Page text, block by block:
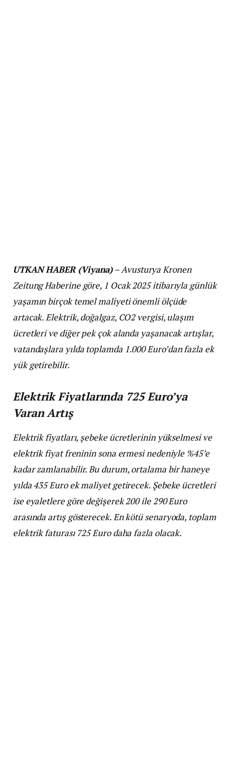
UTKAN HABER (Viyana)– Avusturya Kronen
Zeitung Haberine göre, 1 Ocak 2025 itibarıyla günlük
yaşamın birçok temel maliyeti önemli ölçüde
artacak. Elektrik, doğalgaz, CO2 vergisi, ulaşım
ücretleri ve diğer pek çok alanda yaşanacak artışlar,
vatandaşlara yılda toplamda 1.000 Euro’dan fazla ek
yük getirebilir.
Elektrik Fiyatlarında 725 Euro’ya
Varan Artış
Elektrik fiyatları, şebeke ücretlerinin yükselmesi ve
elektrik fiyat freninin sona ermesi nedeniyle %45’e
kadar zamlanabilir. Bu durum, ortalama bir haneye
yılda 435 Euro ek maliyet getirecek. Şebeke ücretleri
ise eyaletlere göre değişerek 200 ile 290 Euro
arasında artış gösterecek. En kötü senaryoda, toplam
elektrik faturası 725 Euro daha fazla olacak.